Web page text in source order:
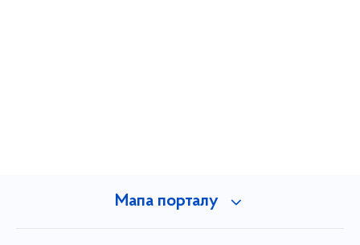
Мапа порталу